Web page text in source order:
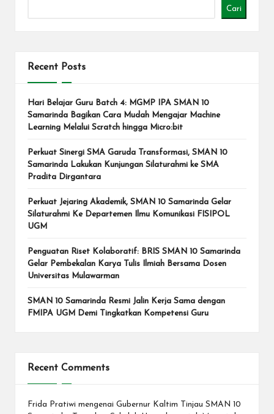
Cari
Recent Posts
Hari Belajar Guru Batch 4: MGMP IPA SMAN 10
Samarinda Bagikan Cara Mudah Mengajar Machine
Learning Melalui Scratch hingga Micro:bit
Perkuat Sinergi SMA Garuda Transformasi, SMAN 10
Samarinda Lakukan Kunjungan Silaturahmi ke SMA
Pradita Dirgantara
Perkuat Jejaring Akademik, SMAN 10 Samarinda Gelar
Silaturahmi Ke Departemen Ilmu Komunikasi FISIPOL
UGM
Penguatan Riset Kolaboratif: BRIS SMAN 10 Samarinda
Gelar Pembekalan Karya Tulis Ilmiah Bersama Dosen
Universitas Mulawarman
SMAN 10 Samarinda Resmi Jalin Kerja Sama dengan
FMIPA UGM Demi Tingkatkan Kompetensi Guru
Recent Comments
Frida Pratiwi mengenai Gubernur Kaltim Tinjau SMAN 10